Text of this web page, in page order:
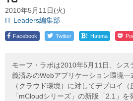
2010年5月11日(火)
IT Leaders編集部
Facebook Twitter ! Hatena
モーフ・ラボは2010年5月11日、シス
義済みのWebアプリケーション環境
（クラウド環境）に対してデプロイ
「mCloudシリーズ」の新版「2.1」を